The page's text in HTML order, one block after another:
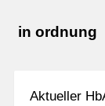
in ordnung
Aktueller